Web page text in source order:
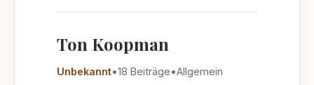
Ton Koopman
Unbekannt•18 Beiträge•Allgemein